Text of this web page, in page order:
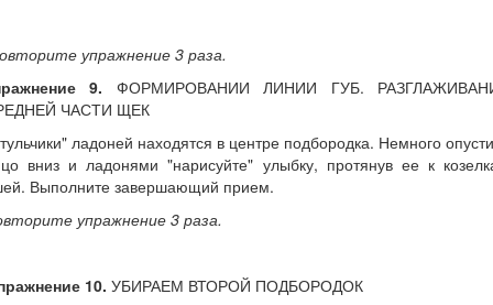
упражнение 3 раза.
9. ФОРМИРОВАНИИ ЛИНИИ ГУБ.
ЧАСТИ ЩЕК
ладоней находятся в центре подбородка. Немного
вниз и ладонями "нарисуйте" улыбку, протянув ее к
Выполните завершающий прием.
упражнение 3 раза.
10. УБИРАЕМ ВТОРОЙ ПОДБОРОДОК